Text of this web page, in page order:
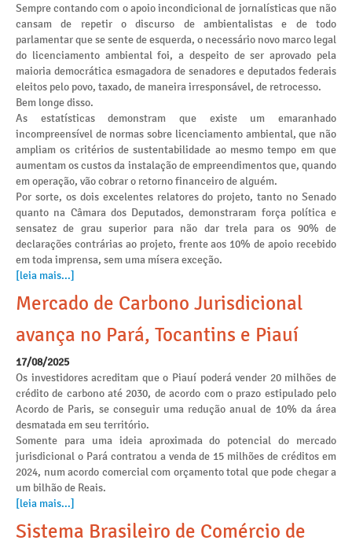
Sempre contando com o apoio incondicional de jornalísticas que não
cansam de repetir o discurso de ambientalistas e de todo
parlamentar que se sente de esquerda, o necessário novo marco legal
do licenciamento ambiental foi, a despeito de ser aprovado pela
maioria democrática esmagadora de senadores e deputados federais
eleitos pelo povo, taxado, de maneira irresponsável, de retrocesso.
Bem longe disso.
As estatísticas demonstram que existe um emaranhado
incompreensível de normas sobre licenciamento ambiental, que não
ampliam os critérios de sustentabilidade ao mesmo tempo em que
aumentam os custos da instalação de empreendimentos que, quando
em operação, vão cobrar o retorno financeiro de alguém.
Por sorte, os dois excelentes relatores do projeto, tanto no Senado
quanto na Câmara dos Deputados, demonstraram força política e
sensatez de grau superior para não dar trela para os 90% de
declarações contrárias ao projeto, frente aos 10% de apoio recebido
em toda imprensa, sem uma mísera exceção.
[leia mais...]
Mercado de Carbono Jurisdicional
avança no Pará, Tocantins e Piauí
17/08/2025
Os investidores acreditam que o Piauí poderá vender 20 milhões de
crédito de carbono até 2030, de acordo com o prazo estipulado pelo
Acordo de Paris, se conseguir uma redução anual de 10% da área
desmatada em seu território.
Somente para uma ideia aproximada do potencial do mercado
jurisdicional o Pará contratou a venda de 15 milhões de créditos em
2024, num acordo comercial com orçamento total que pode chegar a
um bilhão de Reais.
[leia mais...]
Sistema Brasileiro de Comércio de